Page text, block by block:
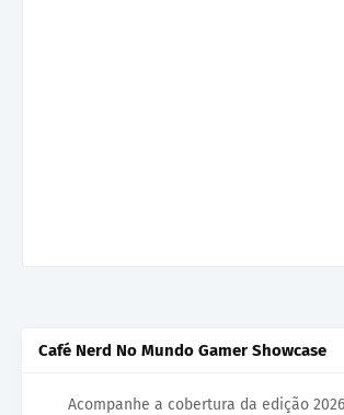
Café Nerd No Mundo Gamer Showcase
Acompanhe a cobertura da edição